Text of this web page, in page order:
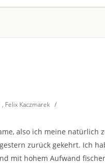
, Felix Kaczmarek /
also ich meine natürlich
zurück gekehrt. Ich
mit hohem Aufwand